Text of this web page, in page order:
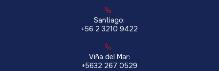
Santiago:
+56 2 3210 9422
Viña del Mar:
+5632 267 0529